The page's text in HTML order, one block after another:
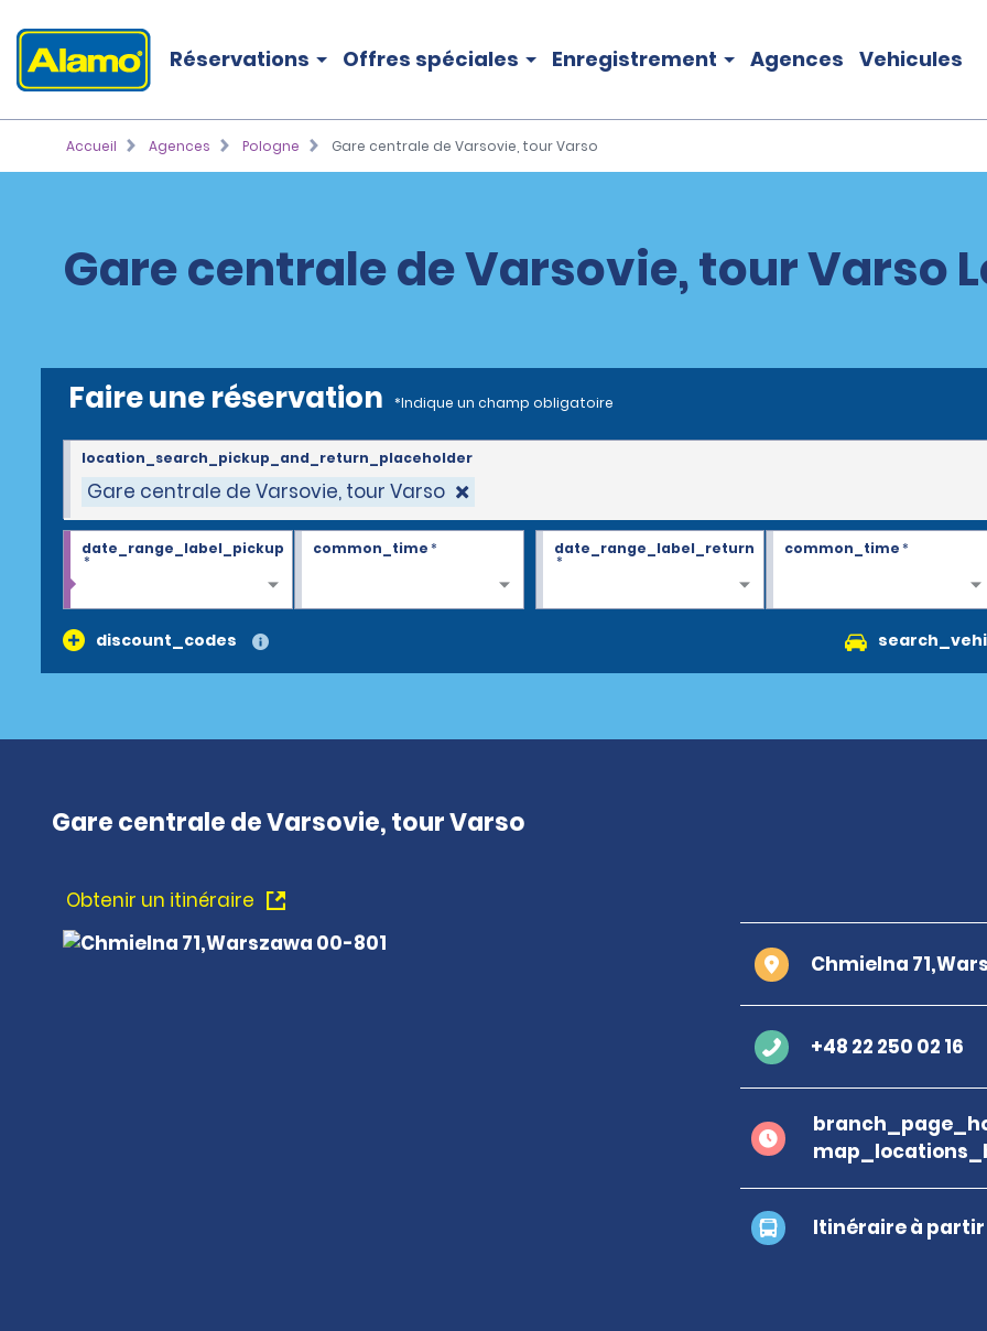
Réservations Offres spéciales Enregistrement Agences Vehicules
Accueil Agences Pologne Gare centrale de Varsovie, tour Varso
Gare centrale de Varsovie, tour Varso
Faire une réservation *Indique un champ obligatoire
Gare centrale de Varsovie, tour Varso
location_search_pickup_and_return_placeholder
date_range_label_pickup
*
common_time* date_range_label_return
*
common_time*
discount_codes
Gare centrale de Varsovie, tour Varso
Obtenir un itinéraire
Chmielna
+48 22 250 02 16
Itinéraire à